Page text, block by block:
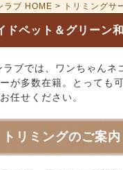
ラブ HOME > トリミングサ
ドペット＆グリーン
ブでは、ワンちゃんネ
が多数在籍。とっても
任せください。
トリミングのご案内